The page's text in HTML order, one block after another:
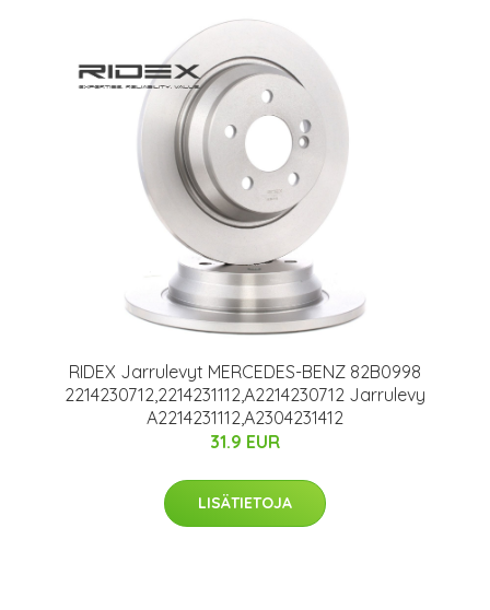
RIDEX Jarrulevyt MERCEDES-BENZ 82B0998
2214230712,2214231112,A2214230712 Jarrulevy
A2214231112,A2304231412
31.9 EUR
LISÄTIETOJA